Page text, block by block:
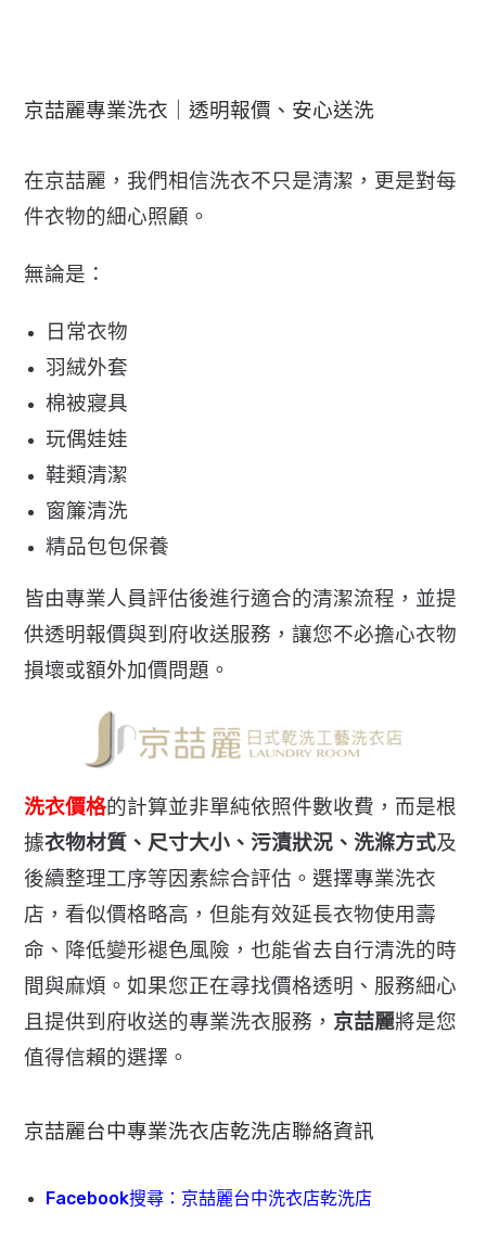
京喆麗專業洗衣｜透明報價、安心送洗
在京喆麗，我們相信洗衣不只是清潔，更是對每
件衣物的細心照顧。
無論是：
日常衣物
羽絨外套
棉被寢具
玩偶娃娃
鞋類清潔
窗簾清洗
精品包包保養
皆由專業人員評估後進行適合的清潔流程， 並提
供透明報價與到府收送服務，讓您不必擔心衣物
損壞或額外加價問題。
洗衣價格的計算並非單純依照件數收費，而是根
據衣物材質、 尺寸大小、污漬狀況、洗滌方式及
後續整理工序等因素綜合評估。選擇專業洗衣
店，看似價格略高，但能有效延長衣物使用壽
命、 降低變形褪色風險，也能省去自行清洗的時
間與麻煩。如果您正在尋找價格透明、 服務細心
且提供到府收送的專業洗衣服務， 京喆麗將是您
值得信賴的選擇。
京喆麗台中專業洗衣店乾洗店聯絡資訊
Facebook搜尋：京喆麗台中洗衣店乾洗店